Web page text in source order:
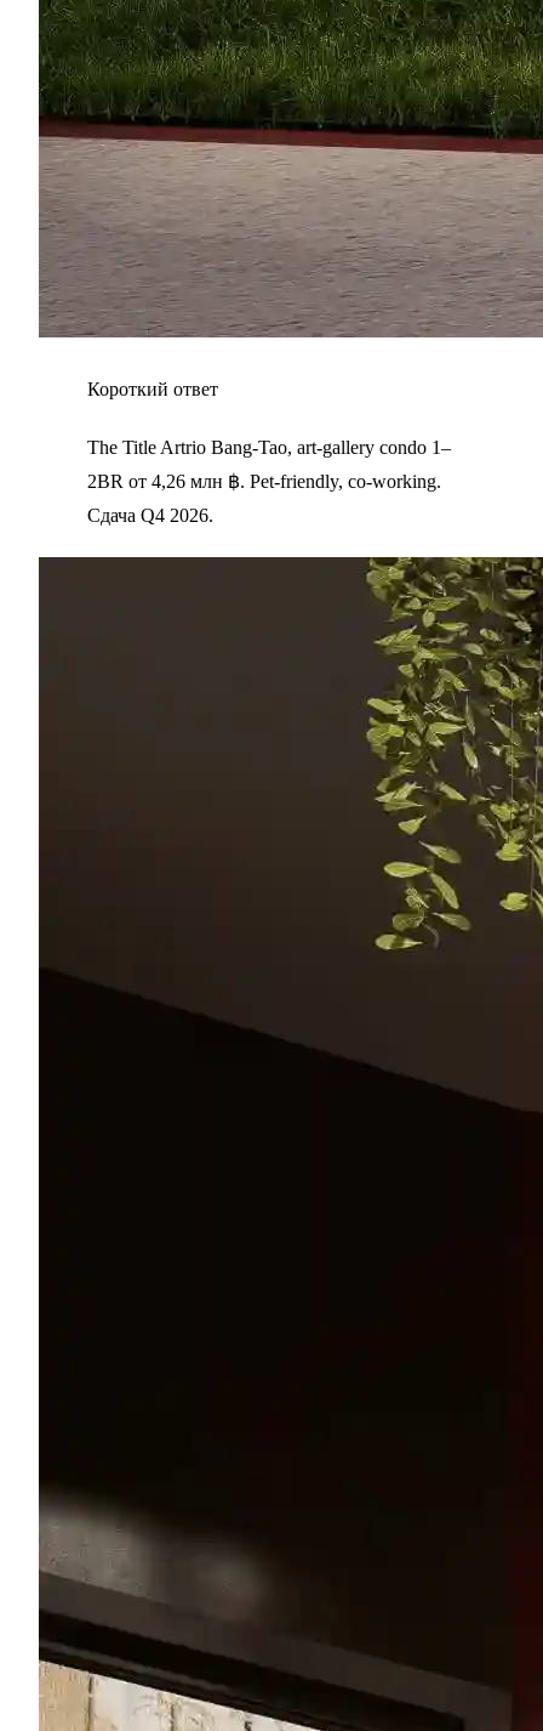
Короткий ответ
The Title Artrio Bang-Tao, art-gallery condo 1–
2BR от 4,26 млн ฿. Pet-friendly, co-working.
Сдача Q4 2026.